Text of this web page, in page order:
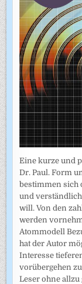
Eine kurze und
Dr. Paul. Form
bestimmen sich
und
will. Von den
werden
Atommodell
hat der Autor
Interesse
vorübergehen
Leser ohne allzu